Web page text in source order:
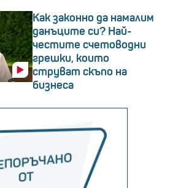
Как законно да намалим
данъците си? Най-
честите счетоводни
грешки, които
струват скъпо на
бизнеса